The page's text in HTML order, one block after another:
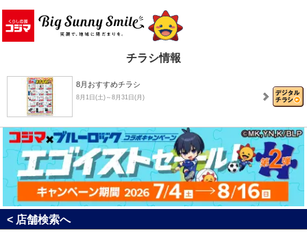
チラシ情報
8月おすすめチラシ
8月1日(土)～8月31日(月)
決算売り尽くしセール！
8月1日(土)～8月31日(月)
コジマ×ブルーロック コラボキャンペーン「エゴイ…
< 店舗検索へ